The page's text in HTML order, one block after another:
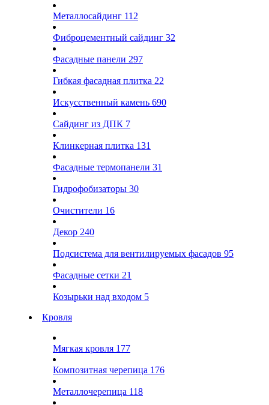
Металлосайдинг 112
Фиброцементный сайдинг 32
Фасадные панели 297
Гибкая фасадная плитка 22
Искусственный камень 690
Сайдинг из ДПК 7
Клинкерная плитка 131
Фасадные термопанели 31
Гидрофобизаторы 30
Очистители 16
Декор 240
Подсистема для вентилируемых фасадов 95
Фасадные сетки 21
Козырьки над входом 5
Кровля
Мягкая кровля 177
Композитная черепица 176
Металлочерепица 118